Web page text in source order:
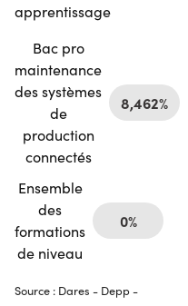
apprentissage
Bac pro
maintenance
des systèmes
de
production
connectés
8,462%
Ensemble
des
formations
de niveau
0%
Source : Dares - Depp -